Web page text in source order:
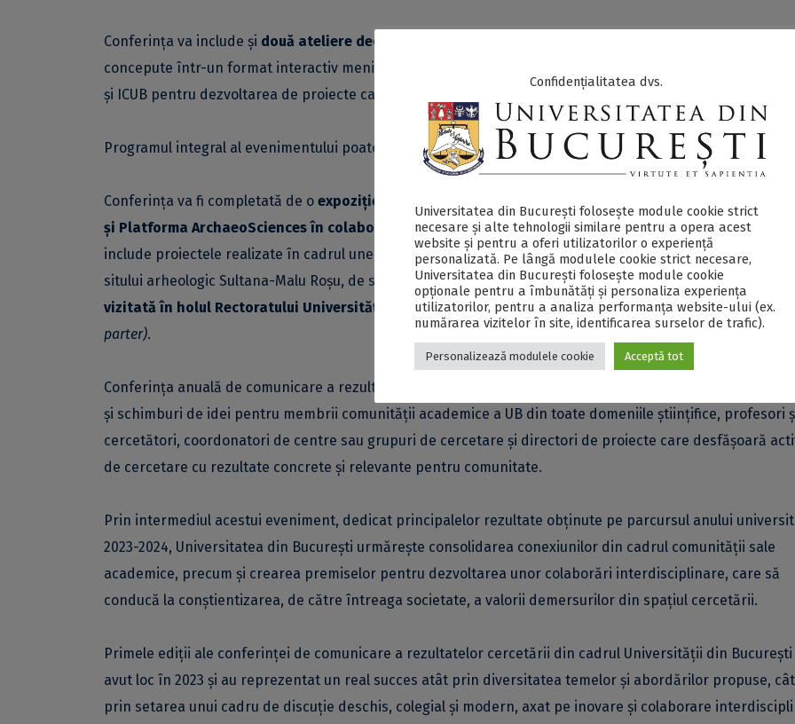
Conferința va include și două ateliere dedicate tehnologiilor digitale și inteligenței artificiale
concepute într-un format interactiv menit să contribuie la crearea de punți de comunicare între
și ICUB pentru dezvoltarea de proiecte care utilizează IA.
Programul integral al evenimentului poate fi accesataici - PDF.
Conferința va fi completată de o expoziție realizată de Institutul de Cercetare al Universității din
și Platforma ArchaeoSciences în colaborare cu Universitatea de Arhitectură și Urbanism Ion Mincu
include proiectele realizate în cadrul unei tabere arheologice pe malul iezerului Mostiștea, în proximitatea
sitului arheologic Sultana-Malu Roșu, de studenți ai Facultății de Arhitectură a UAUIM.Aceasta va putea fi
vizitată în holul Rectoratului Universității din București (Șoseaua Panduri, nr. 90, clădirea Rectoratului, la
parter).
Conferința anuală de comunicare a rezultatelor cercetării își propune să reprezinte o platformă de
și schimburi de idei pentru membrii comunității academice a UB din toate domeniile științifice, profesori
cercetători, coordonatori de centre sau grupuri de cercetare și directori de proiecte care desfășoară
de cercetare cu rezultate concrete și relevante pentru comunitate.
Prin intermediul acestui eveniment, dedicat principalelor rezultate obținute pe parcursul anului
2023-2024, Universitatea din București urmărește consolidarea conexiunilor din cadrul comunității sale
academice, precum și crearea premiselor pentru dezvoltarea unor colaborări interdisciplinare, care să
conducă la conștientizarea, de către întreaga societate, a valorii demersurilor din spațiul cercetării.
Primele ediții ale conferinței de comunicare a rezultatelor cercetării din cadrul Universității din București
avut loc în 2023 și au reprezentat un real succes atât prin diversitatea temelor și abordărilor propuse,
prin setarea unui cadru de discuție deschis, colegial și modern, axat pe inovare și colaborare
Confidențialitatea dvs.
Universitatea din București folosește module cookie strict
necesare și alte tehnologii similare pentru a opera acest
website și pentru a oferi utilizatorilor o experiență
personalizată. Pe lângă modulele cookie strict necesare,
Universitatea din București folosește module cookie
opționale pentru a îmbunătăți și personaliza experiența
utilizatorilor, pentru a analiza performanța website-ului (ex.
numărarea vizitelor în site, identificarea surselor de trafic).
Personalizează modulele cookie Acceptă tot